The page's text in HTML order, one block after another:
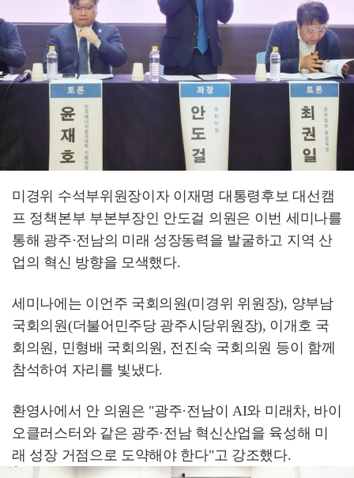
미경위 수석부위원장이자 이재명 대통령후보 대선캠
프 정책본부 부본부장인 안도걸 의원은 이번 세미나를
통해 광주·전남의 미래 성장동력을 발굴하고 지역 산
업의 혁신 방향을 모색했다.
세미나에는 이언주 국회의원(미경위 위원장), 양부남
국회의원(더불어민주당 광주시당위원장), 이개호 국
회의원, 민형배 국회의원, 전진숙 국회의원 등이 함께
참석하여 자리를 빛냈다.
환영사에서 안 의원은 "광주·전남이 AI와 미래차, 바이
오클러스터와 같은 광주·전남 혁신산업을 육성해 미
래 성장 거점으로 도약해야 한다"고 강조했다.